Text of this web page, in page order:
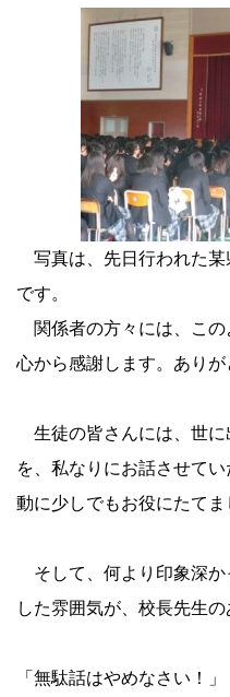
写真は、先日行われた某
です。
関係者の方々には、この
心から感謝します。ありが
生徒の皆さんには、世に
を、私なりにお話させて
動に少しでもお役にたてま
そして、何より印象深か
した雰囲気が、校長先生の
「無駄話はやめなさい！」